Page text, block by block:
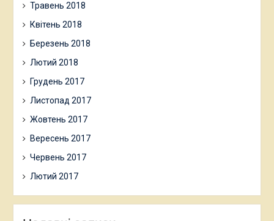
Травень 2018
Квітень 2018
Березень 2018
Лютий 2018
Грудень 2017
Листопад 2017
Жовтень 2017
Вересень 2017
Червень 2017
Лютий 2017